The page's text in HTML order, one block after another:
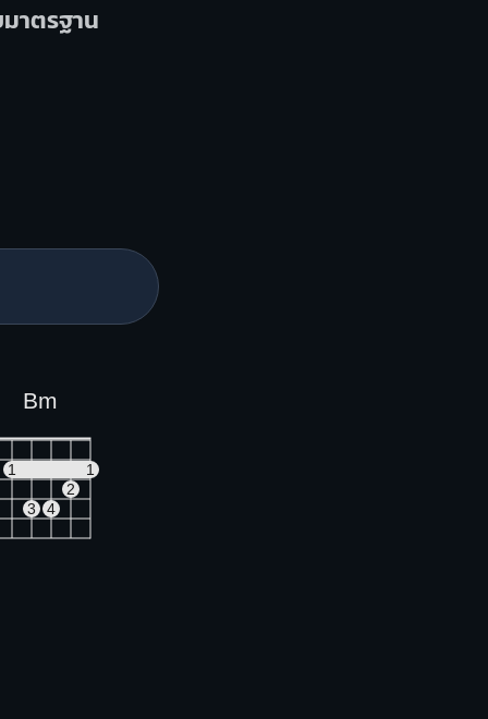
าตรฐาน
Bm
1
1
2
3
4